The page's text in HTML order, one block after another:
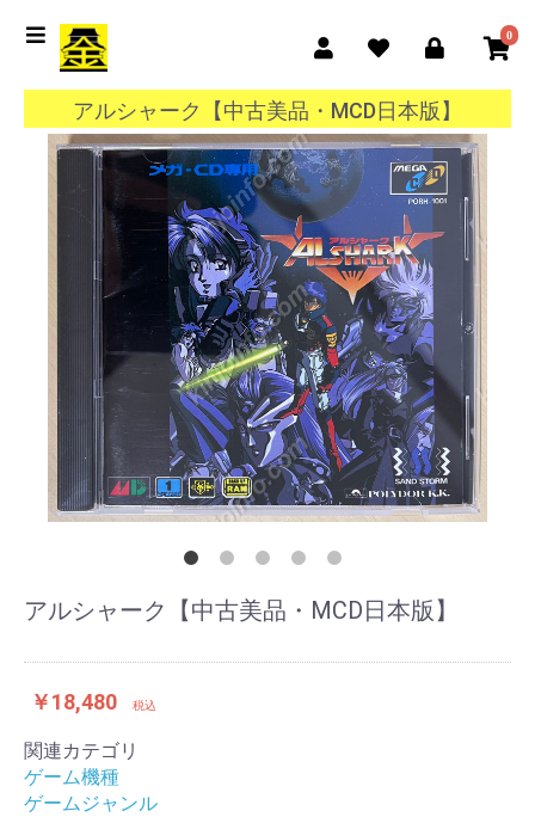
0
アルシャーク【中古美品・MCD日本版】
アルシャーク【中古美品・MCD日本版】
￥18,480 税込
関連カテゴリ
ゲーム機種
ゲームジャンル